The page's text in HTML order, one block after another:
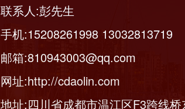
联系人:彭先生
手机:15208261998 13032813719
邮箱:810943003@qq.com
网址:http://cdaolin.com
地址:四川省成都市温江区F3跨线桥